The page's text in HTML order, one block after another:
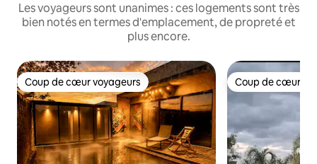
Les voyageurs sont unanimes : ces logements sont très
bien notés en termes d'emplacement, de propreté et
plus encore.
Coup de cœur voyageurs
Coup de cœur voyageurs Coup de cœur
Coup de cœur